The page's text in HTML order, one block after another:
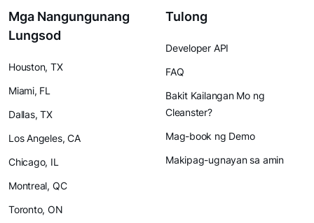
Mga Nangungunang
Lungsod
Houston, TX
Miami, FL
Dallas, TX
Los Angeles, CA
Chicago, IL
Montreal, QC
Toronto, ON
Tulong
Developer API
FAQ
Bakit Kailangan Mo ng
Cleanster?
Mag-book ng Demo
Makipag-ugnayan sa amin